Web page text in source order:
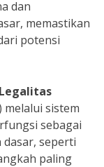
dan
memastikan
potensi
sistem
sebagai
seperti
paling